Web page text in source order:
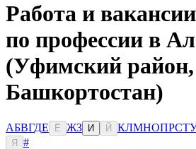
Работа и вакансии
по профессии в
(Уфимский район,
Башкортостан)
АБВГДЕ Ё ЖЗ И Й КЛМНОПРСТУ
Я
#